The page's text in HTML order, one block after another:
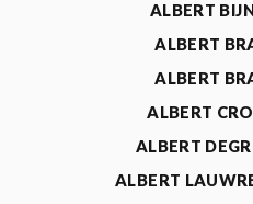
ALBERT
ALBERT
ALBERT
ALBERT
ALBERT
ALBERT